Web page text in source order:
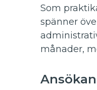
Som
spänner
månader,
Ansökan